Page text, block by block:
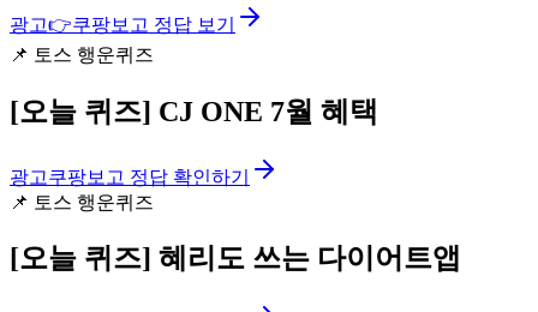
광고👉쿠팡보고 정답 보기
📌 토스 행운퀴즈
[오늘 퀴즈] CJ ONE 7월 혜택
광고쿠팡보고 정답 확인하기
📌 토스 행운퀴즈
[오늘 퀴즈] 혜리도 쓰는 다이어트앱